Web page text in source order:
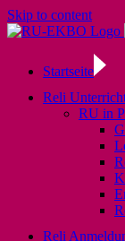
Skip to content
Startseite
Reli
RU in
Reli